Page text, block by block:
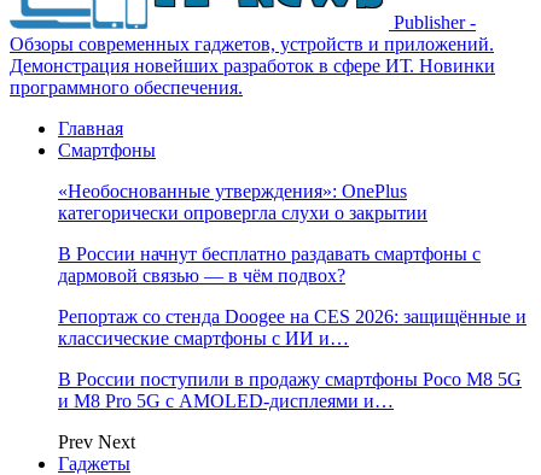
Publisher -
Обзоры современных гаджетов, устройств и приложений.
Демонстрация новейших разработок в сфере ИТ. Новинки
программного обеспечения.
Главная
Смартфоны
«Необоснованные утверждения»: OnePlus
категорически опровергла слухи о закрытии
В России начнут бесплатно раздавать смартфоны с
дармовой связью — в чём подвох?
Репортаж со стенда Doogee на CES 2026: защищённые и
классические смартфоны с ИИ и…
В России поступили в продажу смартфоны Poco M8 5G
и M8 Pro 5G с AMOLED-дисплеями и…
Prev Next
Гаджеты